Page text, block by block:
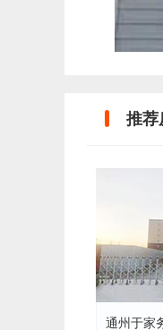
推荐
通州于家